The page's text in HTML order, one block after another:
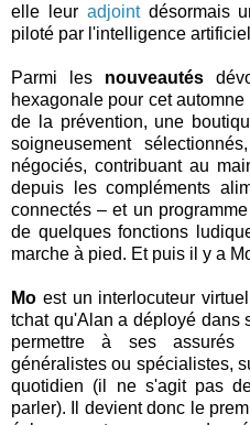
elle leur adjointdésormais
piloté par l'intelligence
Parmi les nouveautés
hexagonale pour cet
de la prévention, une
soigneusement
négociés, contribuant au
depuis les compléments
connectés – et un
de quelques fonctions
marche à pied. Et puis il y a
Mo est un interlocuteur
tchat qu'Alan a déployé dans
permettre à ses assurés
généralistes ou spécialistes,
quotidien (il ne s'agit pas
parler). Il devient donc le